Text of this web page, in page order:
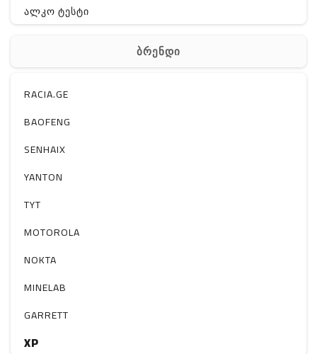
ალკო ტესტი
ელ. მოწყობილობები
მაგნიტი
სხვა
ბრენდი
RACIA.GE
BAOFENG
SENHAIX
YANTON
TYT
MOTOROLA
NOKTA
MINELAB
GARRETT
XP